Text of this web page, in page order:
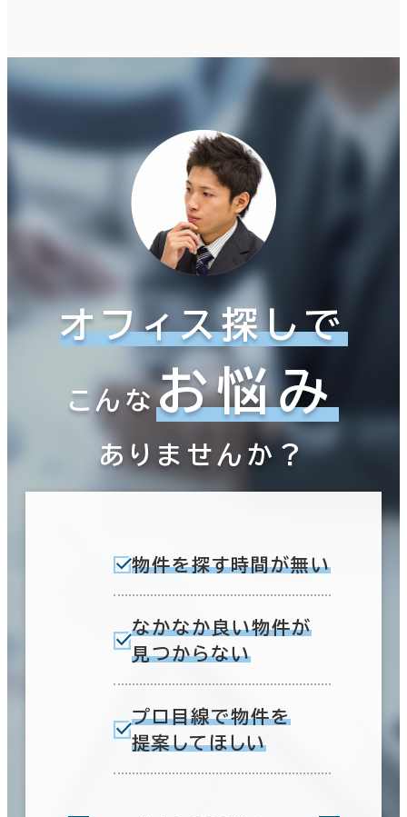
オフィス探しで
こんなお悩み
ありませんか？
物件を探す時間が無い
なかなか良い物件が
見つからない
プロ目線で物件を
提案してほしい